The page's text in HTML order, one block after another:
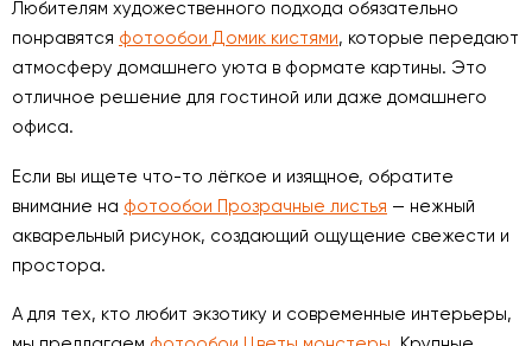
Любителям художественного подхода обязательно
понравятся фотообои Домик кистями, которые передают
атмосферу домашнего уюта в формате картины. Это
отличное решение для гостиной или даже домашнего
офиса.
Если вы ищете что-то лёгкое и изящное, обратите
внимание на фотообои Прозрачные листья — нежный
акварельный рисунок, создающий ощущение свежести и
простора.
А для тех, кто любит экзотику и современные интерьеры,